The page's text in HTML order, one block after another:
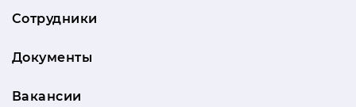
Сотрудники
Документы
Вакансии